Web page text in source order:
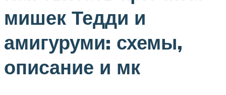
мишек Тедди и
амигуруми: схемы,
описание и мк